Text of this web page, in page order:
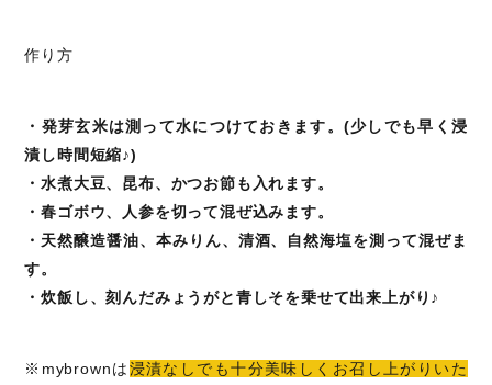
作り方
・発芽玄米は測って水につけておきます。(少しでも早く浸
漬し時間短縮♪)
・水煮大豆、昆布、かつお節も入れます。
・春ゴボウ、人参を切って混ぜ込みます。
・天然醸造醤油、本みりん、清酒、自然海塩を測って混ぜま
す。
・炊飯し、刻んだみょうがと青しそを乗せて出来上がり♪
※mybrownは浸漬なしでも十分美味しくお召し上がりいた